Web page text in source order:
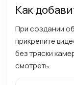
Как
При создании
прикрепите
без тряски
смотреть.